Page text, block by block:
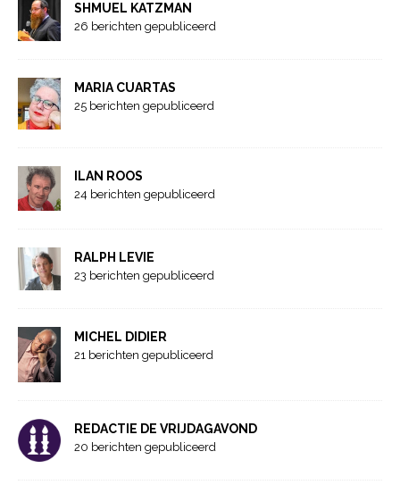
SHMUEL KATZMAN
26 berichten gepubliceerd
MARIA CUARTAS
25 berichten gepubliceerd
ILAN ROOS
24 berichten gepubliceerd
RALPH LEVIE
23 berichten gepubliceerd
MICHEL DIDIER
21 berichten gepubliceerd
REDACTIE DE VRIJDAGAVOND
20 berichten gepubliceerd